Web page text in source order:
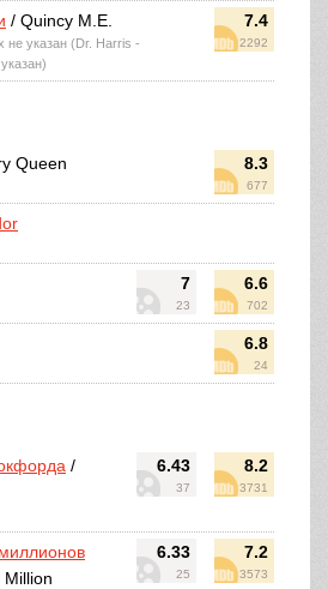
7.4
2292
/ Quincy M.E.
не указан (Dr. Harris -
8.3
677
Queen
7
23
6.6
702
6.8
24
6.43
37
8.2
3731
/
6.33
25
7.2
3573
Million